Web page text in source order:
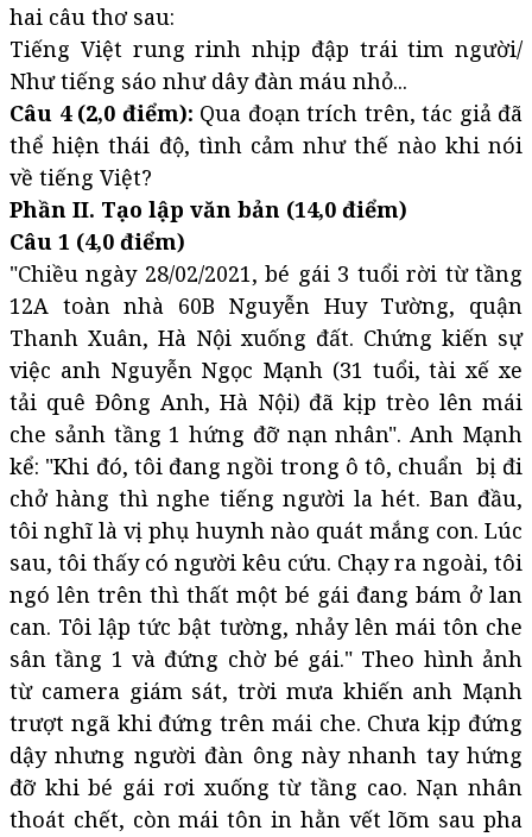
hai câu thơ sau:
Tiếng Việt rung rinh nhịp đập trái tim người/
Như tiếng sáo như dây đàn máu nhỏ...
Câu 4 (2,0 điểm): Qua đoạn trích trên, tác giả đã
thể hiện thái độ, tình cảm như thế nào khi nói
về tiếng Việt?
Phần II. Tạo lập văn bản (14,0 điểm)
Câu 1 (4,0 điểm)
"Chiều ngày 28/02/2021, bé gái 3 tuổi rời từ tầng
12A toàn nhà 60B Nguyễn Huy Tường, quận
Thanh Xuân, Hà Nội xuống đất. Chứng kiến sự
việc anh Nguyễn Ngọc Mạnh (31 tuổi, tài xế xe
tải quê Đông Anh, Hà Nội) đã kịp trèo lên mái
che sảnh tầng 1 hứng đỡ nạn nhân". Anh Mạnh
kể: "Khi đó, tôi đang ngồi trong ô tô, chuẩn bị đi
chở hàng thì nghe tiếng người la hét. Ban đầu,
tôi nghĩ là vị phụ huynh nào quát mắng con. Lúc
sau, tôi thấy có người kêu cứu. Chạy ra ngoài, tôi
ngó lên trên thì thất một bé gái đang bám ở lan
can. Tôi lập tức bật tường, nhảy lên mái tôn che
sân tầng 1 và đứng chờ bé gái." Theo hình ảnh
từ camera giám sát, trời mưa khiến anh Mạnh
trượt ngã khi đứng trên mái che. Chưa kịp đứng
dậy nhưng người đàn ông này nhanh tay hứng
đỡ khi bé gái rơi xuống từ tầng cao. Nạn nhân
thoát chết, còn mái tôn in hằn vết lõm sau pha